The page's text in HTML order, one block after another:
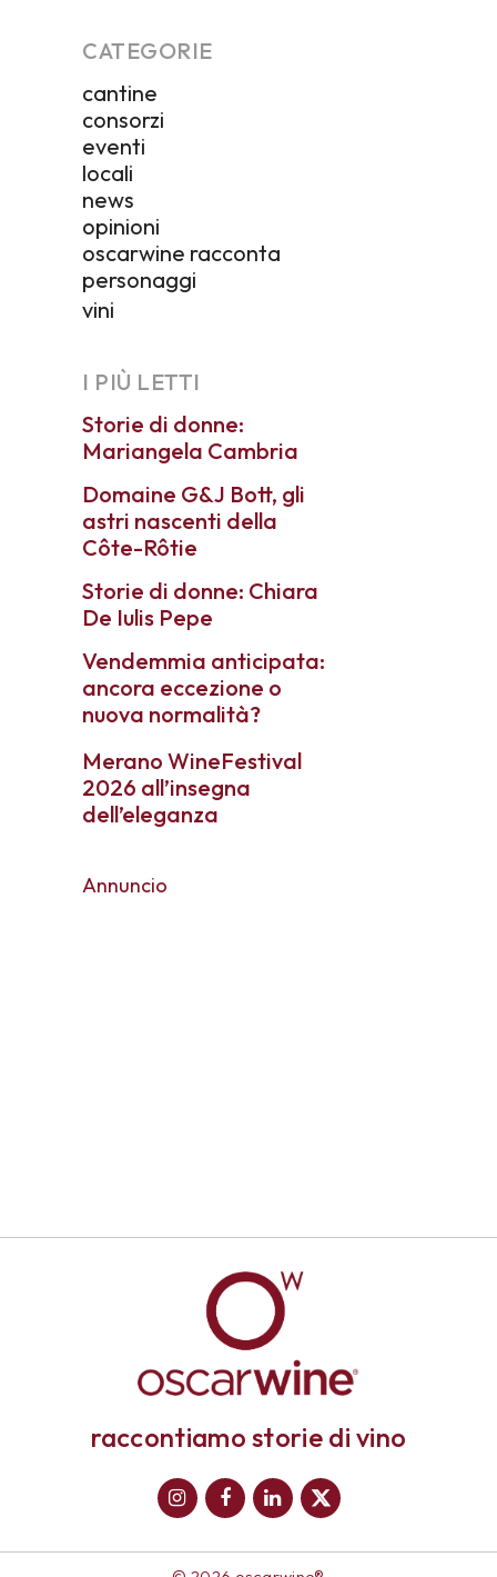
CATEGORIE
cantine
consorzi
eventi
locali
news
opinioni
oscarwine racconta
personaggi
vini
I PIÙ LETTI
Storie di donne:
Mariangela Cambria
Domaine G&J Bott, gli
astri nascenti della
Côte-Rôtie
Storie di donne: Chiara
De Iulis Pepe
Vendemmia anticipata:
ancora eccezione o
nuova normalità?
Merano WineFestival
2026 all’insegna
dell’eleganza
Annuncio
raccontiamo storie di vino